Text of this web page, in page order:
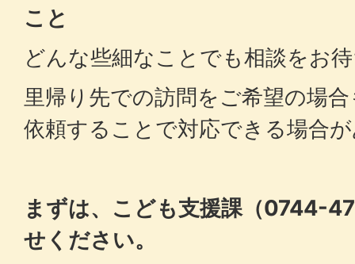
こと
どんな些細なことでも相談をお
里帰り先での訪問をご希望の場
依頼することで対応できる場合
まずは、こども支援課（0744-
せください。